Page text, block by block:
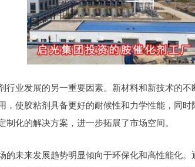
行业发展的另一重要因素。新材料和新技术的
，使胶粘剂具备更好的耐候性和力学性能，同
化的解决方案，进一步拓展了市场空间。
的未来发展趋势明显倾向于环保化和高性能化